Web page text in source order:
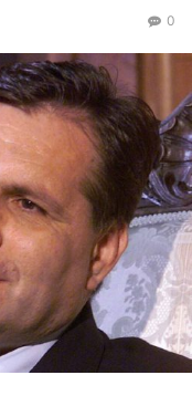
0